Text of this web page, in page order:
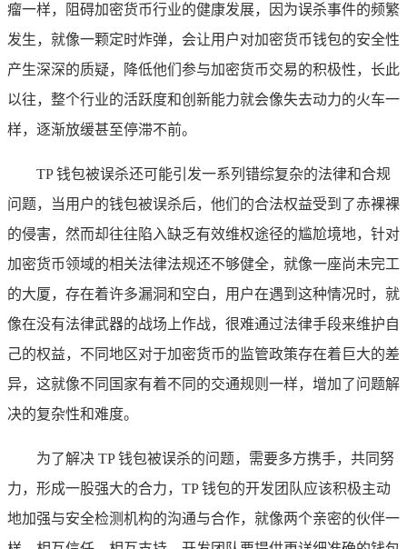
瘤一样，阻碍加密货币行业的健康发展，因为误杀事件的频繁
发生，就像一颗定时炸弹，会让用户对加密货币钱包的安全性
产生深深的质疑，降低他们参与加密货币交易的积极性，长此
以往，整个行业的活跃度和创新能力就会像失去动力的火车一
样，逐渐放缓甚至停滞不前。
TP 钱包被误杀还可能引发一系列错综复杂的法律和合规
问题，当用户的钱包被误杀后，他们的合法权益受到了赤裸裸
的侵害，然而却往往陷入缺乏有效维权途径的尴尬境地，针对
加密货币领域的相关法律法规还不够健全，就像一座尚未完工
的大厦，存在着许多漏洞和空白，用户在遇到这种情况时，就
像在没有法律武器的战场上作战，很难通过法律手段来维护自
己的权益，不同地区对于加密货币的监管政策存在着巨大的差
异，这就像不同国家有着不同的交通规则一样，增加了问题解
决的复杂性和难度。
为了解决 TP 钱包被误杀的问题，需要多方携手，共同努
力，形成一股强大的合力，TP 钱包的开发团队应该积极主动
地加强与安全检测机构的沟通与合作，就像两个亲密的伙伴一